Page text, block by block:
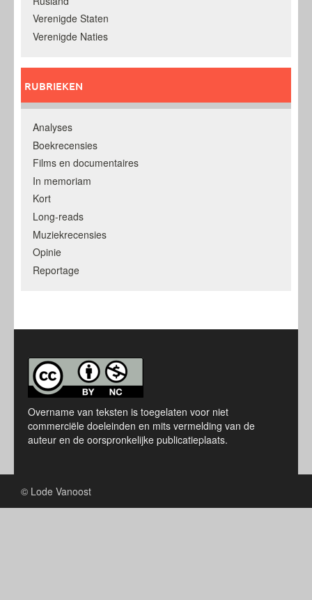
Verenigde Staten
Verenigde Naties
RUBRIEKEN
Analyses
Boekrecensies
Films en documentaires
In memoriam
Kort
Long-reads
Muziekrecensies
Opinie
Reportage
Overname van teksten is toegelaten voor niet
commerciële doeleinden en mits vermelding van de
auteur en de oorspronkelijke publicatieplaats.
© Lode Vanoost